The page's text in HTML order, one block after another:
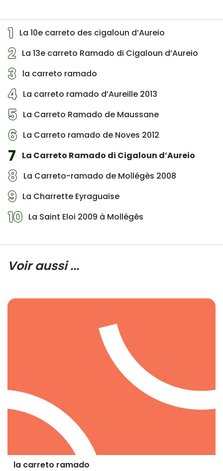
1 La 10e carreto des cigaloun d’Aureio
2 La 13e carreto Ramado di Cigaloun d’Aureio
3 la carreto ramado
4 La carreto ramado d’Aureille 2013
5 La Carreto Ramado de Maussane
6 La Carreto ramado de Noves 2012
7 La Carreto Ramado di Cigaloun d’Aureio
8 La Carreto-ramado de Mollégès 2008
9 La Charrette Eyraguaise
10 La Saint Eloi 2009 à Mollégès
Voir aussi ...
la carreto ramado